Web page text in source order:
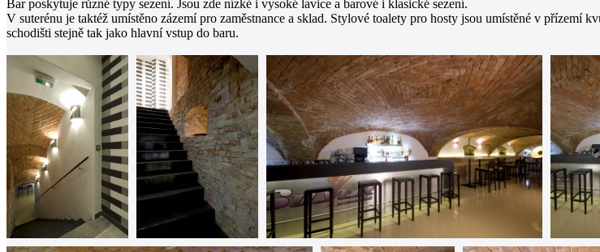
Bar poskytuje různé typy sezení. Jsou zde nízké i vysoké lavice a barové i klasické sezení.
V suterénu je taktéž umístěno zázemí pro zaměstnance a sklad. Stylové toalety pro hosty jsou umístěné v přízemí
schodišti stejně tak jako hlavní vstup do baru.